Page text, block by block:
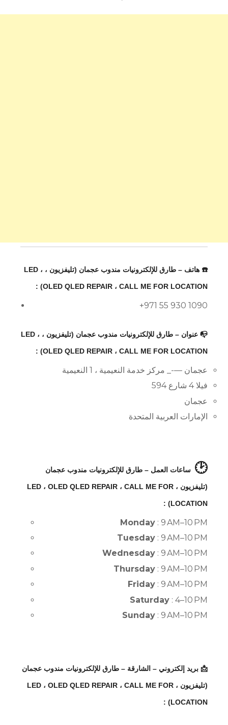
☎️ هاتف – طارق للإلكترونيات مندوب عجمان (تليفزيون ، LED ،
OLED QLED REPAIR ، CALL ME FOR LOCATION) :
+971 55 930 1090
📭 عنوان – طارق للإلكترونيات مندوب عجمان (تليفزيون ، LED ،
OLED QLED REPAIR ، CALL ME FOR LOCATION) :
عجمان —-_ مركز خدمة النعيمية ، 1 النعيمية
فيلا 4 شارع 594
عجمان
الإمارات العربية المتحدة
🕑 ساعات العمل – طارق للإلكترونيات مندوب عجمان
(تليفزيون ، LED ، OLED QLED REPAIR ، CALL ME FOR
LOCATION) :
Monday : 9 AM–10 PM
Tuesday : 9 AM–10 PM
Wednesday : 9 AM–10 PM
Thursday : 9 AM–10 PM
Friday : 9 AM–10 PM
Saturday : 4–10 PM
Sunday : 9 AM–10 PM
📩 بريد إلكتروني – الشارقة – طارق للإلكترونيات مندوب عجمان
(تليفزيون ، LED ، OLED QLED REPAIR ، CALL ME FOR
LOCATION) :